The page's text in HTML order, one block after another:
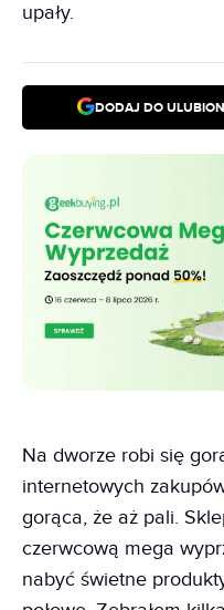
upały.
DODAJ DO
Na dworze robi się
internetowych
gorąca, że aż pali.
czerwcową mega
nabyć świetne